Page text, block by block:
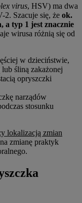
virus, HSV) ma dwa
Szacuje się, że ok.
a typ 1 jest znacznie
wirusa różnią się od
w dzieciństwie,
śliną zakażonej
opryszczki
narządów
stosunku
lokalizacją zmian
zmianę praktyk